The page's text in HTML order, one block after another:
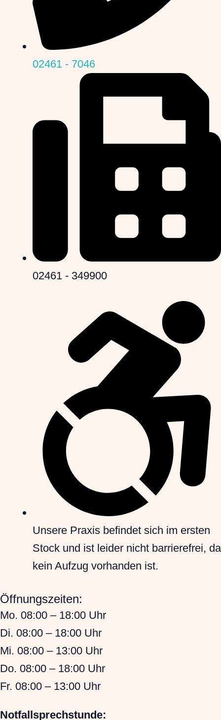
02461 - 7046
02461 - 349900
Unsere Praxis befindet sich im ersten
Stock und ist leider nicht barrierefrei, da
kein Aufzug vorhanden ist.
Öffnungszeiten:
Mo. 08:00 – 18:00 Uhr
Di. 08:00 – 18:00 Uhr
Mi. 08:00 – 13:00 Uhr
Do. 08:00 – 18:00 Uhr
Fr. 08:00 – 13:00 Uhr
Notfallsprechstunde: